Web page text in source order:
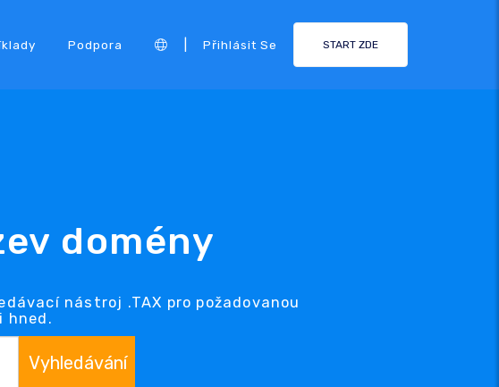
Podpora Přihlásit Se START ZDE
domény
nástroj .TAX pro požadovanou
hned.
Vyhledávání